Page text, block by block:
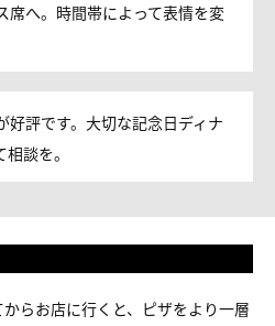
席へ。時間帯によって表情を変
好評です。大切な記念日ディナ
談を。
らお店に行くと、ピザをより一層